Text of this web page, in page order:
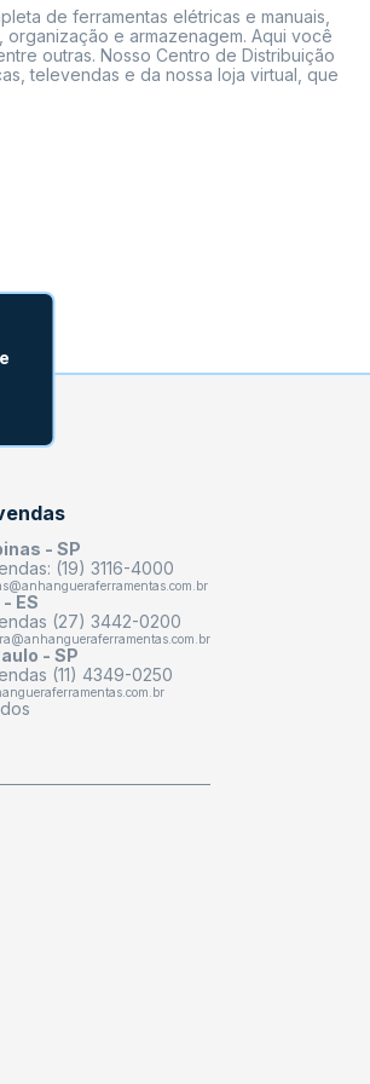
de ferramentas elétricas e manuais,
e armazenagem. Aqui você
outras. Nosso Centro de Distribuição
televendas e da nossa loja virtual, que
- SP
(19) 3116-4000
ES
(27) 3442-0200
- SP
(11) 4349-0250